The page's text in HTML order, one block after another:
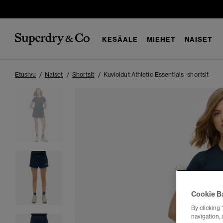
KESÄALE MIEHET NAISET
Etusivu Naiset Shortsit Kuvioidut Athletic Essentials -shortsit
Cookie
By clicking
navigation,